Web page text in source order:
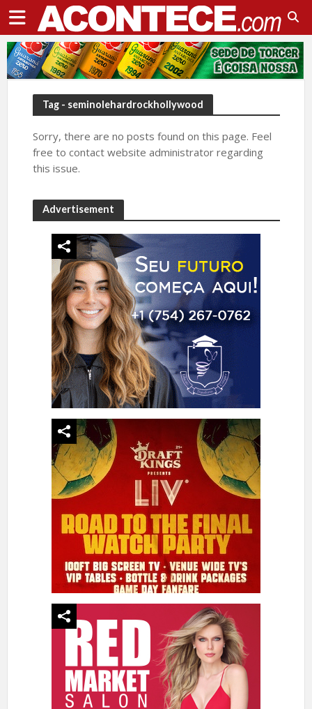
Tag - seminolehardrockhollywood
Sorry, there are no posts found on this page. Feel
free to contact website administrator regarding
this issue.
Advertisement